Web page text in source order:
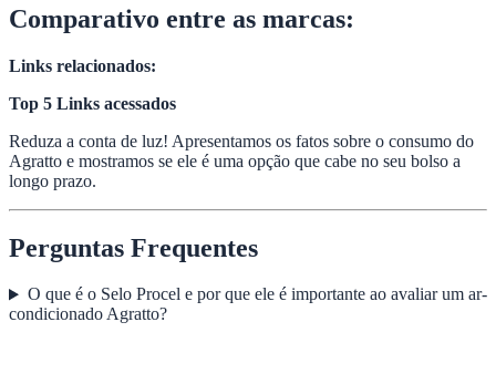
Comparativo entre as marcas:
Links relacionados:
Top 5 Links acessados
Reduza a conta de luz! Apresentamos os fatos sobre o consumo do
Agratto e mostramos se ele é uma opção que cabe no seu bolso a
longo prazo.
Perguntas Frequentes
O que é o Selo Procel e por que ele é importante ao avaliar um ar-
condicionado Agratto?